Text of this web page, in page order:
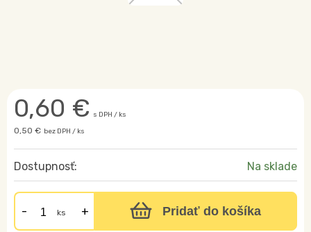
0,60 € s DPH / ks
0,50 € bez DPH / ks
Dostupnosť: Na sklade
ks Pridať do košíka